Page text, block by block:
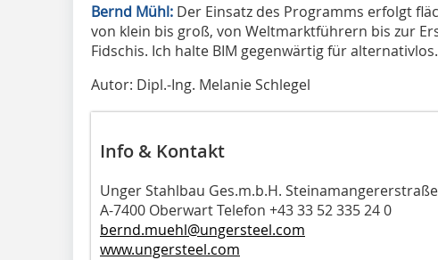
Bernd Mühl: Der Einsatz des Programms erfolgt
von klein bis groß, von Weltmarktführern bis zur
Fidschis. Ich halte BIM gegenwärtig für alternativlos.
Autor: Dipl.-Ing. Melanie Schlegel
Info & Kontakt
Unger Stahlbau Ges.m.b.H.
A-7400 Oberwart Telefon +43 33 52 335 24 0
bernd.muehl@ungersteel.com
www.ungersteel.com